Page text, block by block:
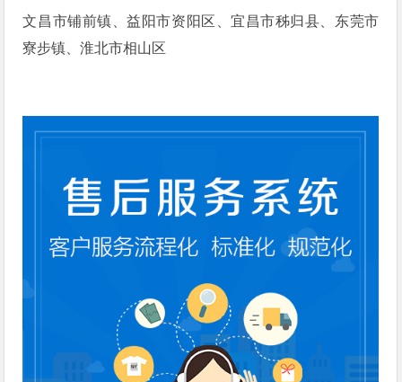
文昌市铺前镇、益阳市资阳区、宜昌市秭归县、东莞市
寮步镇、淮北市相山区